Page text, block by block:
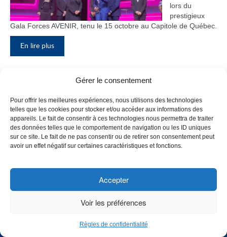
Gérer le consentement
Pour offrir les meilleures expériences, nous utilisons des technologies
telles que les cookies pour stocker et/ou accéder aux informations des
appareils. Le fait de consentir à ces technologies nous permettra de traiter
des données telles que le comportement de navigation ou les ID uniques
sur ce site. Le fait de ne pas consentir ou de retirer son consentement peut
avoir un effet négatif sur certaines caractéristiques et fonctions.
Accepter
Voir les préférences
Règles de confidentialité
lors du
prestigieux
Gala Forces AVENIR, tenu le 15 octobre au Capitole de Québec.
En lire plus
bloc F
Le Collège de
Maisonneuve
a inauguré
CHOISISSEZ UN PROFIL